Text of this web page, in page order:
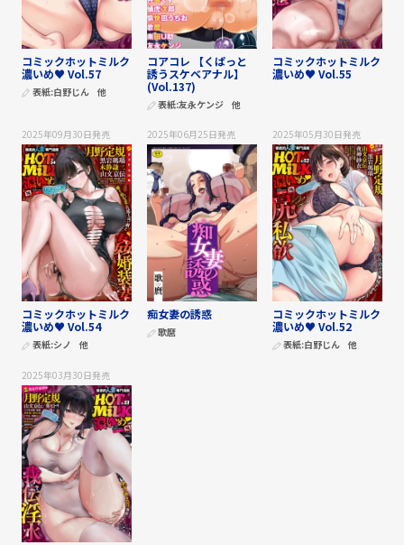
コミックホットミルク
濃いめ♥ Vol.57
表紙:白野じん 他
コアコレ 【くぱっと
誘うスケベアナル】
(Vol.137)
表紙:友永ケンジ 他
コミックホットミルク
濃いめ♥ Vol.55
2025年09月30日発売
コミックホットミルク
濃いめ♥ Vol.54
表紙:シノ 他
2025年06月25日発売
痴女妻の誘惑
歌麿
2025年05月30日発売
コミックホットミルク
濃いめ♥ Vol.52
表紙:白野じん 他
2025年03月30日発売